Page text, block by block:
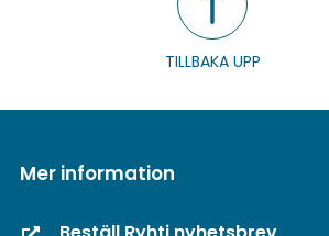
TILLBAKA UPP
Mer information